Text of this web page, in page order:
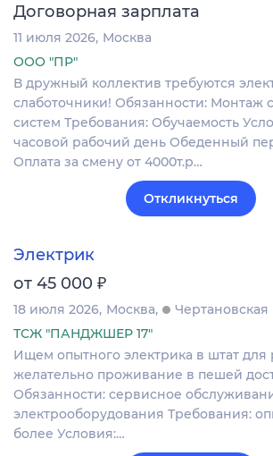
Договорная зарплата
11 июля 2026 Москва
ООО "ПР"
В дружный коллектив требуются
слаботочники! Обязанности: Монтаж
систем Требования: Обучаемость
часовой рабочий день Обеденный
Оплата за смену от 4000т.р…
Откликнуться
Электрик
от 45 000 ₽
18 июля 2026 Москва
Чертановская
ТСЖ "ПАНДЖШЕР 17"
Ищем опытного электрика в штат для
желательно проживание в пешей
Обязанности: сервисное
электрооборудования Требования:
более Условия:…